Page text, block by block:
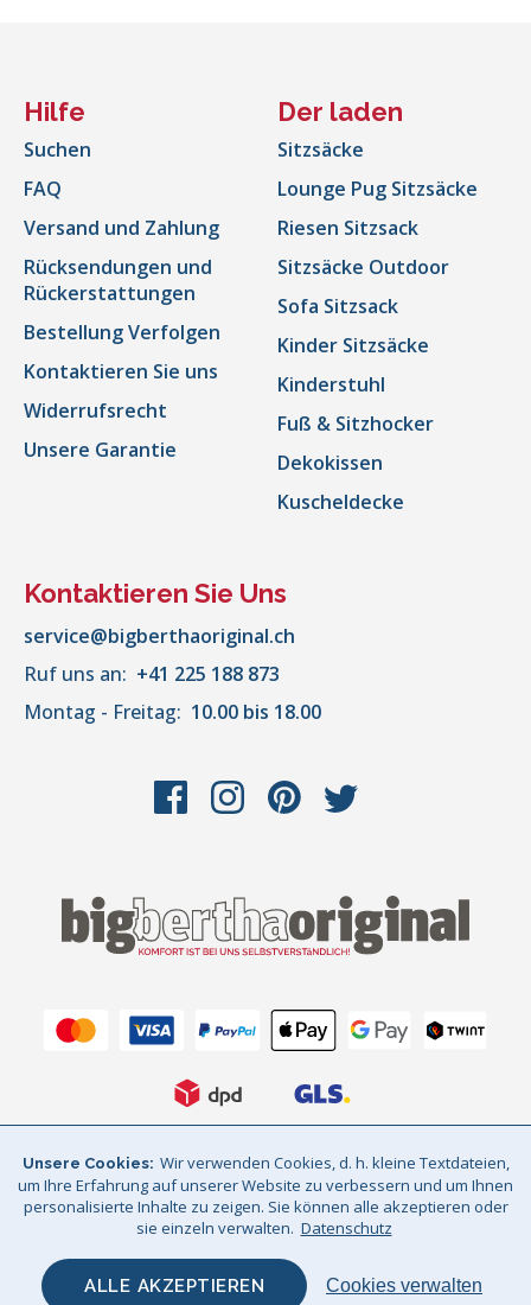
Hilfe
Suchen
FAQ
Versand und Zahlung
Rücksendungen und
Rückerstattungen
Bestellung Verfolgen
Kontaktieren Sie uns
Widerrufsrecht
Unsere Garantie
Der laden
Sitzsäcke
Lounge Pug Sitzsäcke
Riesen Sitzsack
Sitzsäcke Outdoor
Sofa Sitzsack
Kinder Sitzsäcke
Kinderstuhl
Fuß & Sitzhocker
Dekokissen
Kuscheldecke
Kontaktieren Sie Uns
service@bigberthaoriginal.ch
Ruf uns an: +41 225 188 873
Montag - Freitag: 10.00 bis 18.00
AGB Datenschutz
Impressum
Sitemap
© Big Bertha Original 2026
GHS Retail Ltd / © Big Bertha Original 2025
Unsere Cookies
Wir verwenden Cookies, d. h. kleine Textdateien,
um Ihre Erfahrung auf unserer Website zu verbessern und um Ihnen
personalisierte Inhalte zu zeigen. Sie können alle akzeptieren oder
sie einzeln verwalten. Datenschutz
ALLE AKZEPTIEREN Cookies verwalten